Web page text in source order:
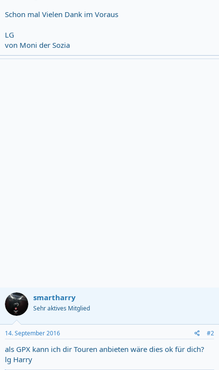
Schon mal Vielen Dank im Voraus
LG
von Moni der Sozia
smartharry
Sehr aktives Mitglied
14. September 2016 #2
als GPX kann ich dir Touren anbieten wäre dies ok für dich?
lg Harry